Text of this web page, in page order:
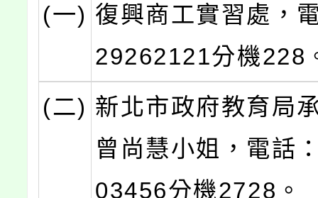
(一) 復興商工實習處，
29262121分機228
(二) 新北市政府教育局
曾尚慧小姐，電話
03456分機2728。